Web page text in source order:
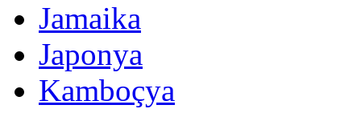
Jamaika
Japonya
Kamboçya